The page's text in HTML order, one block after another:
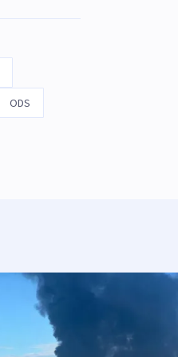
ODS